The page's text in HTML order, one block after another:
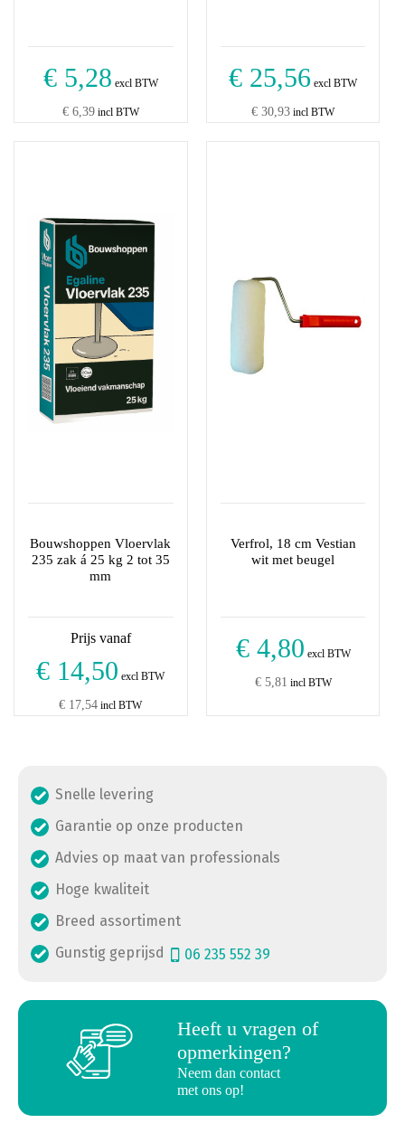
€ 5,28 excl BTW
€ 6,39incl BTW
€ 25,56 excl BTW
€ 30,93 incl BTW
meerdere
variaties.
Deze
optie
kan
gekozen
worden
op
de
productpagina
Bouwshoppen Vloervlak
235 zak á 25 kg 2 tot 35
mm
€ 14,50 excl BTW
€ 17,54 incl BTW
Verfrol, 18 cm Vestian
wit met beugel
€ 4,80 excl BTW
€ 5,81 incl BTW
Snelle levering
Garantie op onze producten
Advies op maat van professionals
Hoge kwaliteit
Breed assortiment
Gunstig geprijsd
06 235 552 39
Heeft u vragen of
opmerkingen?
Neem dan contact
met ons op!
a